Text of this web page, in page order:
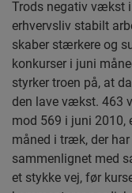
Trods negativ vækst
erhvervsliv stabilt
skaber stærkere og
konkurser i juni
styrker troen på, at
den lave vækst. 463
mod 569 i juni 2010,
måned i træk, der
sammenlignet med
et stykke vej, før